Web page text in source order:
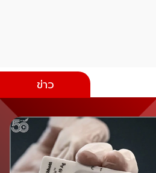
ข่าว